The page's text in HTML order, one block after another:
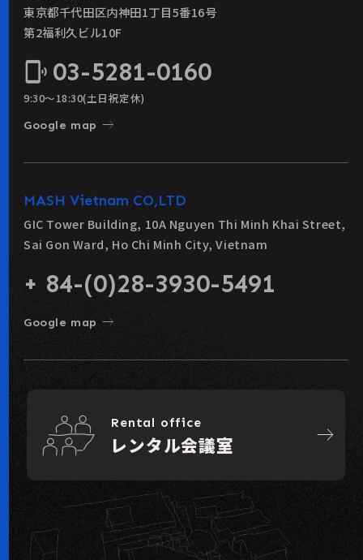
東京都千代田区内神田1丁目5番16号
第2福利久ビル10F
phonelink_ring 03-5281-0160
9:30〜18:30(土日祝定休)
Google map east
MASH Vietnam CO,LTD
GIC Tower Building, 10A Nguyen Thi Minh Khai Street,
Sai Gon Ward, Ho Chi Minh City, Vietnam
+ 84-(0)28-3930-5491
Google map east
Rental office
レンタル会議室 east